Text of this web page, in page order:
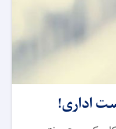
اداری!